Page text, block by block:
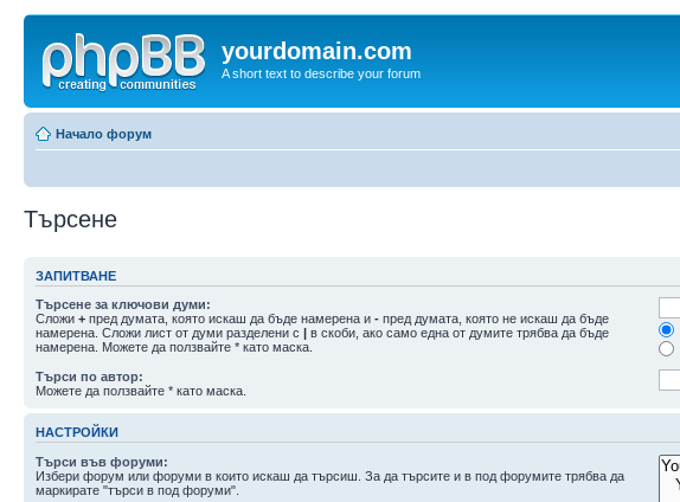
yourdomain.com
A short text to describe your forum
Начало форум
Търсене
ЗАПИТВАНЕ
Търсене за ключови думи:
Сложи + пред думата, която искаш да бъде намерена и - пред думата, която не искаш да бъде
намерена. Сложи лист от думи разделени с | в скоби, ако само една от думите трябва да бъде
намерена. Можете да ползвайте * като маска.
Търси по автор:
Можете да ползвайте * като маска.
НАСТРОЙКИ
Търси във форуми:
Избери форум или форуми в които искаш да търсиш. За да търсите и в под форумите трябва да
маркирате "търси в под форуми".